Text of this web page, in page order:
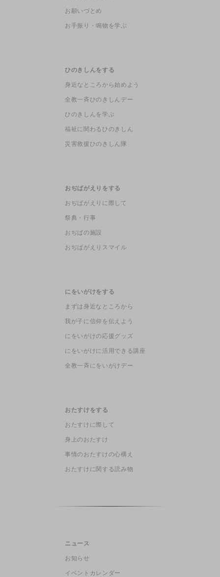
お願いづとめ
お手振り・鳴物を学ぶ
ひのきしんをする
身近なところから始めよう
全教一斉ひのきしんデー
ひのきしんを学ぶ
福祉に関わるひのきしん
災害救援ひのきしん隊
おぢばがえりをする
おぢばがえりに際して
祭典・行事
おぢばの施設
おぢばがえりスマイル
にをいがけをする
まずは身近なところから
我が子に信仰を伝えよう
にをいがけの応援グッズ
にをいがけに活用できる講座
全教一斉にをいがけデー
おたすけをする
おたすけに際して
身上のおたすけ
事情のおたすけの心構え
おたすけに関する読み物
ニュース
お知らせ
イベントカレンダー